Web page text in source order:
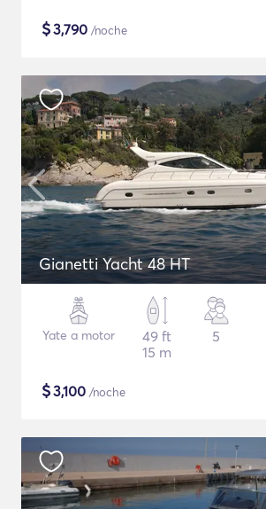
$3,790 /noche
Gianetti Yacht 48 HT
Yate a motor
49 ft
15 m
5
$3,100 /noche